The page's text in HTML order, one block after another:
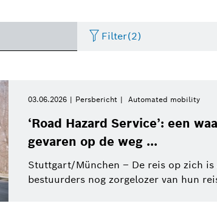
Filter(2)
Wheeler
of Things
mobility
Energy and Building
Technology
Gelieve te selecteren
Gelieve te selecteren
Deze week
Perskit Factsheet
Vidéo Infografiek
03.06.2026 Persbericht Automated mobility
‘Road Hazard Service’: een
gevaren op de weg ...
Stuttgart/München – De reis op zich
bestuurders nog zorgelozer van hun